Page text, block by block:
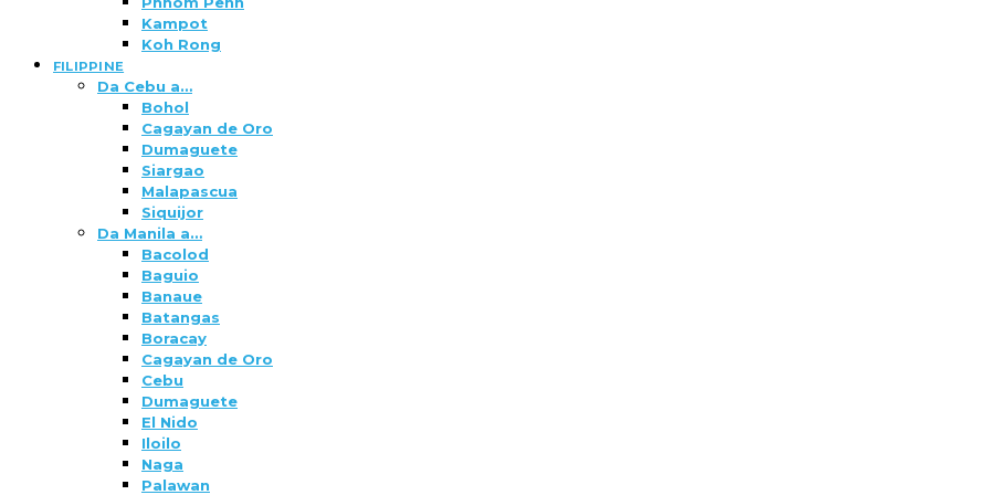
Kampot
Koh Rong
FILIPPINE
Da Cebu a…
Bohol
Cagayan de Oro
Dumaguete
Siargao
Malapascua
Siquijor
Da Manila a…
Bacolod
Baguio
Banaue
Batangas
Boracay
Cagayan de Oro
Cebu
Dumaguete
El Nido
Iloilo
Naga
Palawan